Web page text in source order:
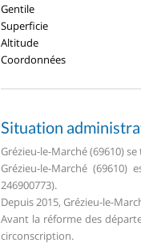
Gentile
Superficie
Altitude
Coordonnées
Situation
Grézieu-le-Marché (69610)
Grézieu-le-Marché
246900773).
Depuis 2015, Grézieu-le-
Avant la réforme des
circonscription.